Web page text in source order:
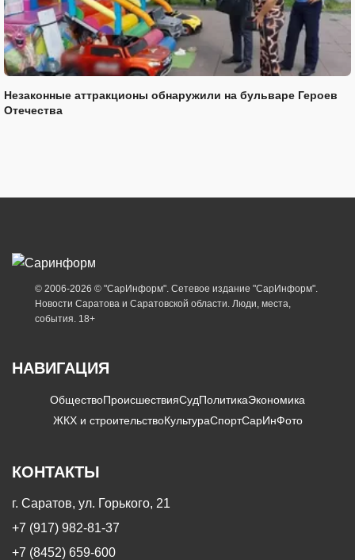
Незаконные аттракционы обнаружили на бульваре Героев
Отечества
© 2006-2026 © "СарИнформ". Сетевое издание "СарИнформ".
Новости Саратова и Саратовской области. Люди, места,
события. 18+
НАВИГАЦИЯ
ОбществоПроисшествияСудПолитикаЭкономика
ЖКХ и строительствоКультураСпортСарИнФото
КОНТАКТЫ
г. Саратов, ул. Горького, 21
+7 (917) 982-81-37
+7 (8452) 659-600